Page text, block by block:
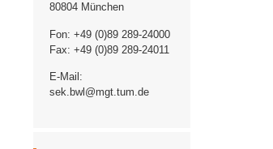
80804 München
Fon: +49 (0)89 289-24000
Fax: +49 (0)89 289-24011
E-Mail:
sek.bwl@mgt.tum.de